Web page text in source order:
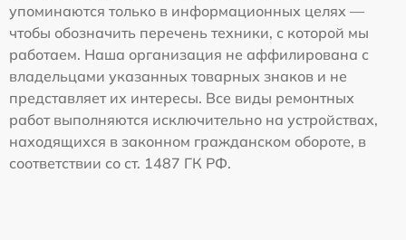
упоминаются только в информационных целях —
чтобы обозначить перечень техники, с которой мы
работаем. Наша организация не аффилирована с
владельцами указанных товарных знаков и не
представляет их интересы. Все виды ремонтных
работ выполняются исключительно на устройствах,
находящихся в законном гражданском обороте, в
соответствии со ст. 1487 ГК РФ.